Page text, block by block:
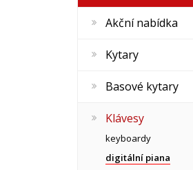
Akční nabídka
Kytary
Basové kytary
Klávesy
keyboardy
digitální piana